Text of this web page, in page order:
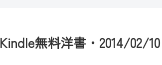
Kindle無料洋書・2014/02/10